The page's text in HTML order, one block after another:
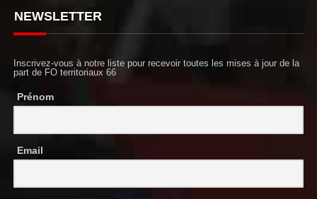
NEWSLETTER
Inscrivez-vous à notre liste pour recevoir toutes les mises à jour de la
part de FO territoriaux 66
Prénom
Email